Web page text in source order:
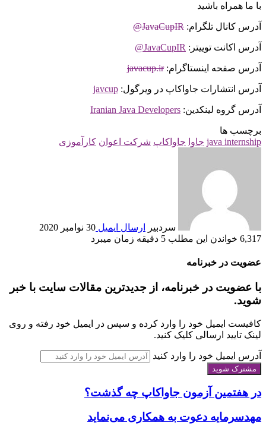
با ما همراه باشید
آدرس کانال تلگرام: JavaCupIR@
آدرس اکانت توییتر: JavaCupIR@
آدرس صفحه اینستاگرام:javacup.ir
آدرس انتشارات جاواکاپ در ویرگول: javcup
آدرس گروه لینکدین: Iranian Java Developers
برچسب ها
java internship جاوا جاواکاپ شرکت اعوان کارآموزی
سردبیر ارسال ایمیل 30 نوامبر 2020
6,317 خواندن این مطلب 5 دقیقه زمان می‎برد
عضویت در خبرنامه
با عضویت در خبرنامه، از جدیدترین مقالات سایت با خبر
شوید.
کافیست ایمیل خود را وارد کرده و سپس در ایمیل خود رفته و روی
لینک تایید ارسالی کلیک کنید.
آدرس ایمیل خود را وارد کنید
در هفتمین آزمون جاواکاپ چه گذشت؟
مهدسرمایه دعوت به همکاری می‌نماید